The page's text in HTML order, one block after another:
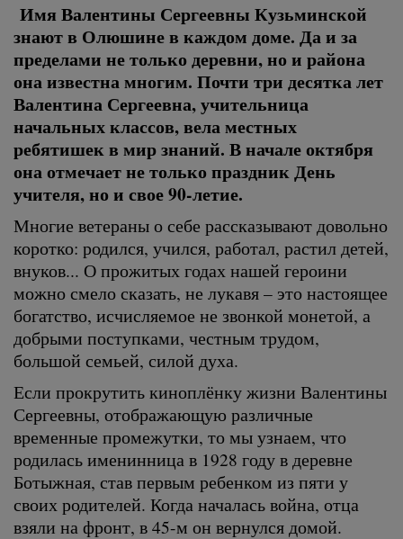
Имя Валентины Сергеевны Кузьминской
знают в Олюшине в каждом доме. Да и за
пределами не только деревни, но и района
она известна многим. Почти три десятка лет
Валентина Сергеевна, учительница
начальных классов, вела местных
ребятишек в мир знаний. В начале октября
она отмечает не только праздник День
учителя, но и свое 90-летие.
Многие ветераны о себе рассказывают довольно
коротко: родился, учился, работал, растил детей,
внуков... О прожитых годах нашей героини
можно смело сказать, не лукавя – это настоящее
богатство, исчисляемое не звонкой монетой, а
добрыми поступками, честным трудом,
большой семьей, силой духа.
Если прокрутить киноплёнку жизни Валентины
Сергеевны, отображающую различные
временные промежутки, то мы узнаем, что
родилась именинница в 1928 году в деревне
Ботыжная, став первым ребенком из пяти у
своих родителей. Когда началась война, отца
взяли на фронт, в 45-м он вернулся домой.